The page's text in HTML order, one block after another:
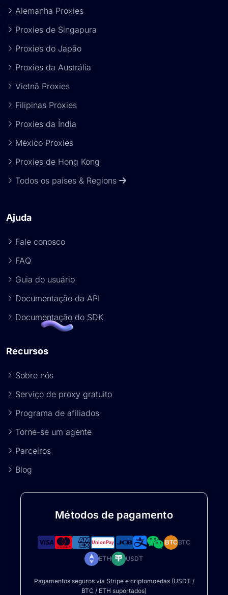
Alemanha Proxies
Proxies de Singapura
Proxies do Japão
Proxies da Austrália
Vietnã Proxies
Filipinas Proxies
Proxies da Índia
México Proxies
Proxies de Hong Kong
Todos os países & Regions
Ajuda
Fale conosco
FAQ
Guia do usuário
Documentação da API
Documentação do SDK
Recursos
Sobre nós
Serviço de proxy gratuito
Programa de afiliados
Torne-se um agente
Parceiros
Blog
Métodos de pagamento
BTCBTC
ETH USDT
Pagamentos seguros via Stripe e criptomoedas (USDT /
BTC / ETH suportados)